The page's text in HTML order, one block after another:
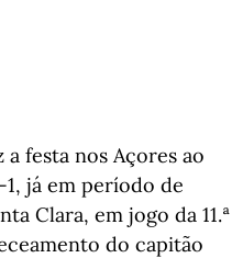
festa nos Açores ao
já em período de
Clara, em jogo da 11.ª
do capitão